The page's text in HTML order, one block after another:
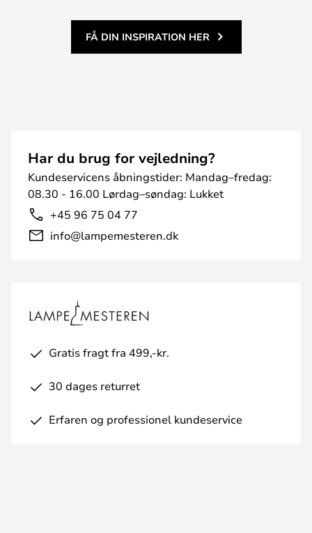
FÅ DIN INSPIRATION HER
Har du brug for vejledning?
Kundeservicens åbningstider: Mandag–fredag:
08.30 - 16.00 Lørdag–søndag: Lukket
+45 96 75 04 77
info@lampemesteren.dk
Gratis fragt fra 499,-kr.
30 dages returret
Erfaren og professionel kundeservice